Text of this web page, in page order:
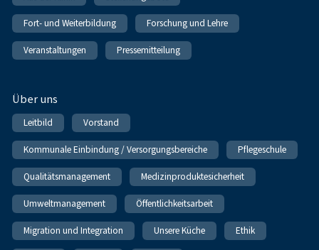
Fort- und Weiterbildung Forschung und Lehre
Veranstaltungen Pressemitteilung
Über uns
Leitbild Vorstand
Kommunale Einbindung / Versorgungsbereiche Pflegeschule
Qualitätsmanagement Medizinproduktesicherheit
Umweltmanagement Öffentlichkeitsarbeit
Migration und Integration Unsere Küche Ethik